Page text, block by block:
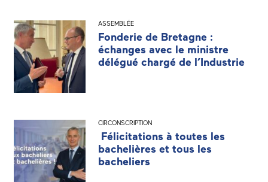
ASSEMBLÉE
Fonderie de Bretagne :
échanges avec le ministre
délégué chargé de l’Industrie
CIRCONSCRIPTION
Félicitations à toutes les
bachelières et tous les
bacheliers